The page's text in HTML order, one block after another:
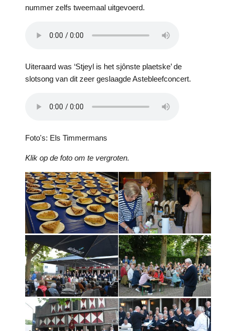
nummer zelfs tweemaal uitgevoerd.
Uiteraard was ‘Stjeyl is het sjônste plaetske’ de
slotsong van dit zeer geslaagde Astebleefconcert.
Foto's: Els Timmermans
Klik op de foto om te vergroten.